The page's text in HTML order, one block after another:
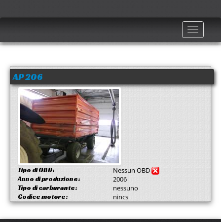
Toggle
AP 206
Tipo di OBD: Nessun OBD
Anno di produzione: 2006
Tipo di carburante: nessuno
Codice motore: nincs